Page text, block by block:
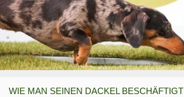
WIE MAN SEINEN DACKEL BESCHÄFTIGT